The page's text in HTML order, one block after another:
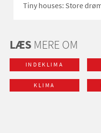
Tiny houses: Store
LÆS MERE OM
INDEKLIMA
KLIMA